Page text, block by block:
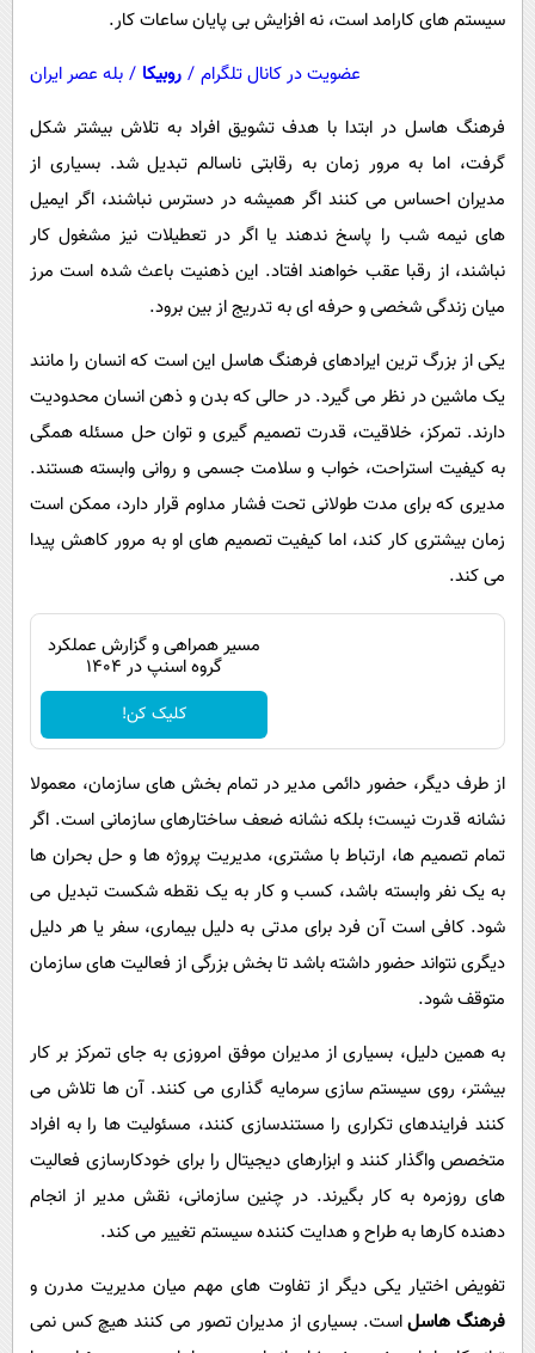
سیستم های کارامد است، نه افزایش بی پایان ساعات کار.
عضویت در کانال تلگرام / روبیکا / بله عصر ایران
فرهنگ هاسل در ابتدا با هدف تشویق افراد به تلاش بیشتر شکل
گرفت، اما به مرور زمان به رقابتی ناسالم تبدیل شد. بسیاری از
مدیران احساس می کنند اگر همیشه در دسترس نباشند، اگر ایمیل
های نیمه شب را پاسخ ندهند یا اگر در تعطیلات نیز مشغول کار
نباشند، از رقبا عقب خواهند افتاد. این ذهنیت باعث شده است مرز
میان زندگی شخصی و حرفه ای به تدریج از بین برود.
یکی از بزرگ ترین ایرادهای فرهنگ هاسل این است که انسان را مانند
یک ماشین در نظر می گیرد. در حالی که بدن و ذهن انسان محدودیت
دارند. تمرکز، خلاقیت، قدرت تصمیم گیری و توان حل مسئله همگی
به کیفیت استراحت، خواب و سلامت جسمی و روانی وابسته هستند.
مدیری که برای مدت طولانی تحت فشار مداوم قرار دارد، ممکن است
زمان بیشتری کار کند، اما کیفیت تصمیم های او به مرور کاهش پیدا
می کند.
مسیر همراهی و گزارش عملکرد
گروه اسنپ در ۱۴۰۴
کلیک کن!
از طرف دیگر، حضور دائمی مدیر در تمام بخش های سازمان، معمولا
نشانه قدرت نیست؛ بلکه نشانه ضعف ساختارهای سازمانی است. اگر
تمام تصمیم ها، ارتباط با مشتری، مدیریت پروژه ها و حل بحران ها
به یک نفر وابسته باشد، کسب و کار به یک نقطه شکست تبدیل می
شود. کافی است آن فرد برای مدتی به دلیل بیماری، سفر یا هر دلیل
دیگری نتواند حضور داشته باشد تا بخش بزرگی از فعالیت های سازمان
متوقف شود.
به همین دلیل، بسیاری از مدیران موفق امروزی به جای تمرکز بر کار
بیشتر، روی سیستم سازی سرمایه گذاری می کنند. آن ها تلاش می
کنند فرایندهای تکراری را مستندسازی کنند، مسئولیت ها را به افراد
متخصص واگذار کنند و ابزارهای دیجیتال را برای خودکارسازی فعالیت
های روزمره به کار بگیرند. در چنین سازمانی، نقش مدیر از انجام
دهنده کارها به طراح و هدایت کننده سیستم تغییر می کند.
تفویض اختیار یکی دیگر از تفاوت های مهم میان مدیریت مدرن و
فرهنگ هاسلاست. بسیاری از مدیران تصور می کنند هیچ کس نمی